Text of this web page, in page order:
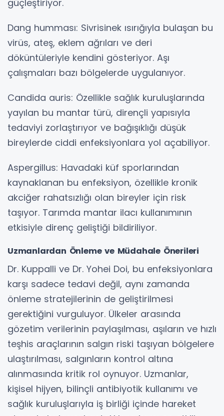
güçleştiriyor.
Dang humması: Sivrisinek ısırığıyla bulaşan bu
virüs, ateş, eklem ağrıları ve deri
döküntüleriyle kendini gösteriyor. Aşı
çalışmaları bazı bölgelerde uygulanıyor.
Candida auris: Özellikle sağlık kuruluşlarında
yayılan bu mantar türü, dirençli yapısıyla
tedaviyi zorlaştırıyor ve bağışıklığı düşük
bireylerde ciddi enfeksiyonlara yol açabiliyor.
Aspergillus: Havadaki küf sporlarından
kaynaklanan bu enfeksiyon, özellikle kronik
akciğer rahatsızlığı olan bireyler için risk
taşıyor. Tarımda mantar ilacı kullanımının
etkisiyle direnç geliştiği bildiriliyor.
Uzmanlardan Önleme ve Müdahale Önerileri
Dr. Kuppalli ve Dr. Yohei Doi, bu enfeksiyonlara
karşı sadece tedavi değil, aynı zamanda
önleme stratejilerinin de geliştirilmesi
gerektiğini vurguluyor. Ülkeler arasında
gözetim verilerinin paylaşılması, aşıların ve hızlı
teşhis araçlarının salgın riski taşıyan bölgelere
ulaştırılması, salgınların kontrol altına
alınmasında kritik rol oynuyor. Uzmanlar,
kişisel hijyen, bilinçli antibiyotik kullanımı ve
sağlık kuruluşlarıyla iş birliği içinde hareket